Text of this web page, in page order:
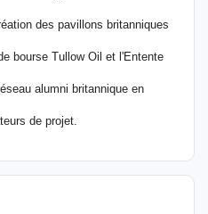
des pavillons britanniques
bourse Tullow Oil et l'Entente
alumni britannique en
de projet.